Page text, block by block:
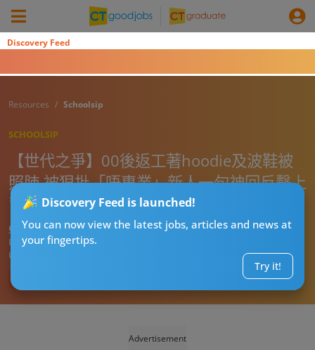
Discovery Feed
Discovery Feed is launched!
You can now view the latest jobs, articles and news at
your fingertips.
Try it!
Resources Schoolsip
SCHOOLSIP
【世代之爭】00後返工著hoodie及波鞋被
照肺 被狠批「唔專業」新人一句神回反擊上
司
CTgoodjobs’ Editor
Published:2026-07-20 14:15
Updated:
Advertisement